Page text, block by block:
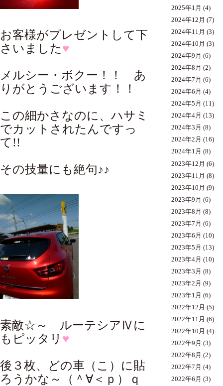
お客様がプレゼントして下
さいました♥
メルシー・ボクー！！ あ
りがとうございます！！
この細かさなのに、ハサミ
でカットされたんですっ
て!!
その技量にも絶句♪♪
素敵☆～ ルーテシアⅣに
もピッタリ ♥
後３枚、どの車（こ）に貼
ろうかな～（＾∀＜ｐ）ｑ
2025年1月 (4)
2024年12月 (7)
2024年11月 (3)
2024年10月 (3)
2024年9月 (6)
2024年8月 (2)
2024年7月 (6)
2024年6月 (4)
2024年5月 (11)
2024年4月 (13)
2024年3月 (8)
2024年2月 (16)
2024年1月 (8)
2023年12月 (6)
2023年11月 (8)
2023年10月 (9)
2023年9月 (6)
2023年8月 (8)
2023年7月 (6)
2023年6月 (10)
2023年5月 (13)
2023年4月 (10)
2023年3月 (8)
2023年2月 (9)
2023年1月 (6)
2022年12月 (5)
2022年11月 (6)
2022年10月 (4)
2022年9月 (3)
2022年8月 (2)
2022年7月 (4)
2022年6月 (3)